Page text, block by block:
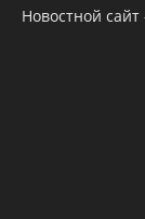
Новостной